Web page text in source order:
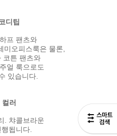
디팁
프 팬츠와
미오피스룩은 물론,
코튼 팬츠와
얼 룩으로도
있습니다.
러
. 챠콜브라운
됩니다.